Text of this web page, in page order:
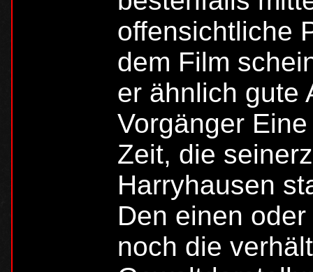
offensichtliche
dem Film
er ähnlich gute
Vorgänger
Zeit, die
Harryhausen
Den einen
noch die